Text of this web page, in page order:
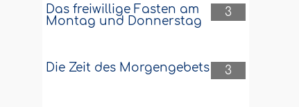
3
Das freiwillige Fasten am
Montag und Donnerstag
3
Die Zeit des Morgengebets